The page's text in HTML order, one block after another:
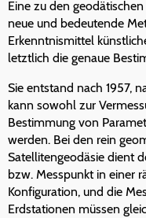
Eine zu den
neue und bedeutende
Erkenntnismittel
letztlich die genaue
Sie entstand nach 1957,
kann sowohl zur
Bestimmung von
werden. Bei den rein
Satellitengeodäsie dient
bzw. Messpunkt in einer
Konfiguration, und die
Erdstationen müssen